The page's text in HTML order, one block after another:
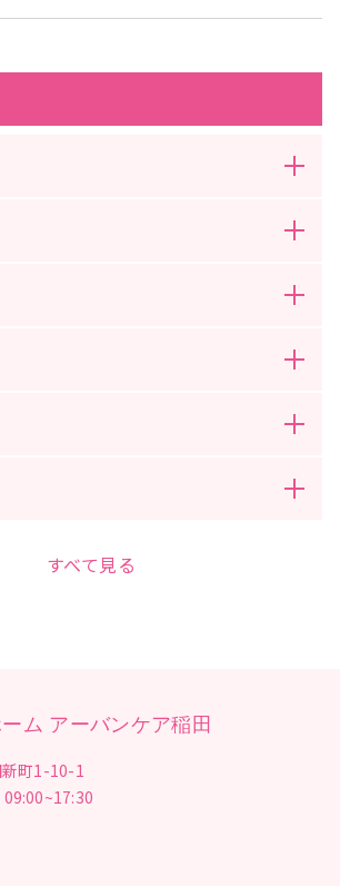
すべて見る
ム アーバンケア稲田
町1-10-1
09:00~17:30